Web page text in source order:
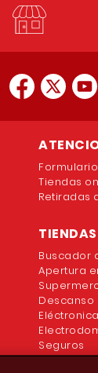
Tiendas
Retiradas
Buscador
Apertura
Descanso
Eléctronica
Seguros